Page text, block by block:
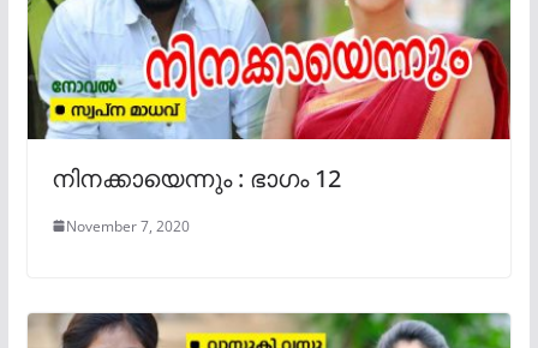
നിനക്കായെന്നും : ഭാഗം 12
November 7, 2020